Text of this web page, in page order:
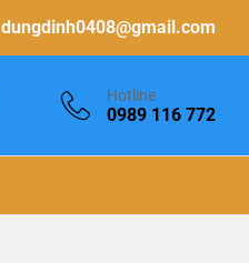
dungdinh0408@gmail.com
Hotline
0989 116 772